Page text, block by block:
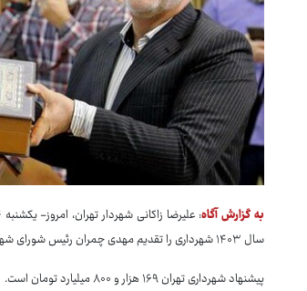
به گزارش آگاه
سال ۱۴۰۳ شهرداری را تقدیم مهدی چمران رئیس شورای شهر کرد.
پیشنهاد شهرداری تهران ۱۶۹ هزار و ۸۰۰ میلیارد تومان است.